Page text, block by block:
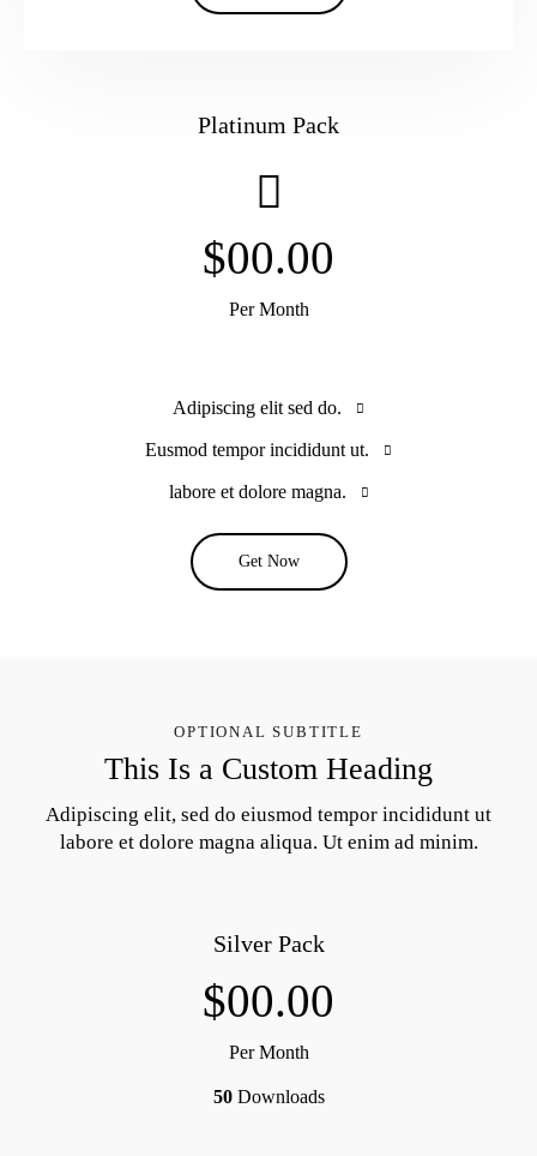
Platinum Pack
$00.00
Per Month
Adipiscing elit sed do.
Eusmod tempor incididunt ut.
labore et dolore magna.
Get Now
OPTIONAL SUBTITLE
This Is a Custom Heading
Adipiscing elit, sed do eiusmod tempor incididunt ut
labore et dolore magna aliqua. Ut enim ad minim.
Silver Pack
$00.00
Per Month
50Downloads